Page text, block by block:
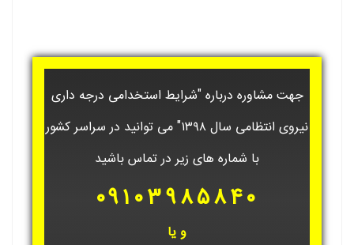
جهت مشاوره درباره "شرایط استخدامی درجه داری
نیروی انتظامی سال ۱۳۹۸" می توانید در سراسر کشور
با شماره های زیر در تماس باشید
۰۹۱۰۳۹۸۵۸۴۰
و یا